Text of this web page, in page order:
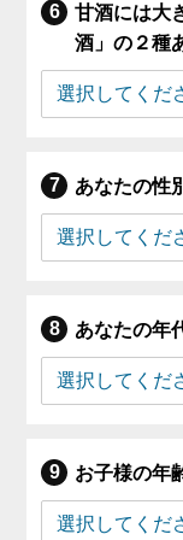
甘酒には大
酒」の２種
あなたの性
あなたの年
お子様の年